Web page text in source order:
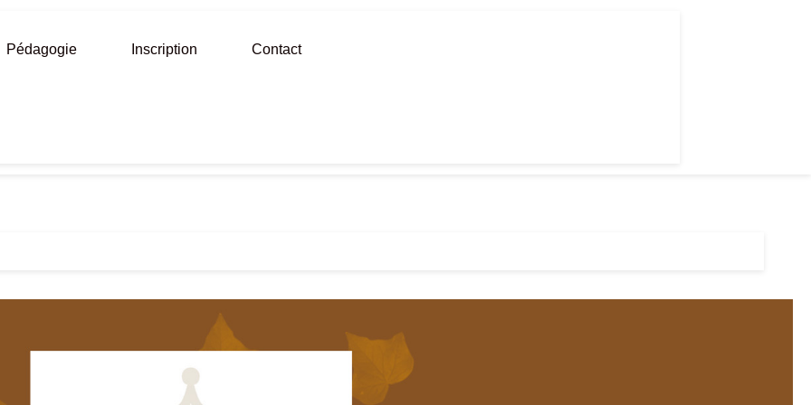
Pédagogie Inscription Contact